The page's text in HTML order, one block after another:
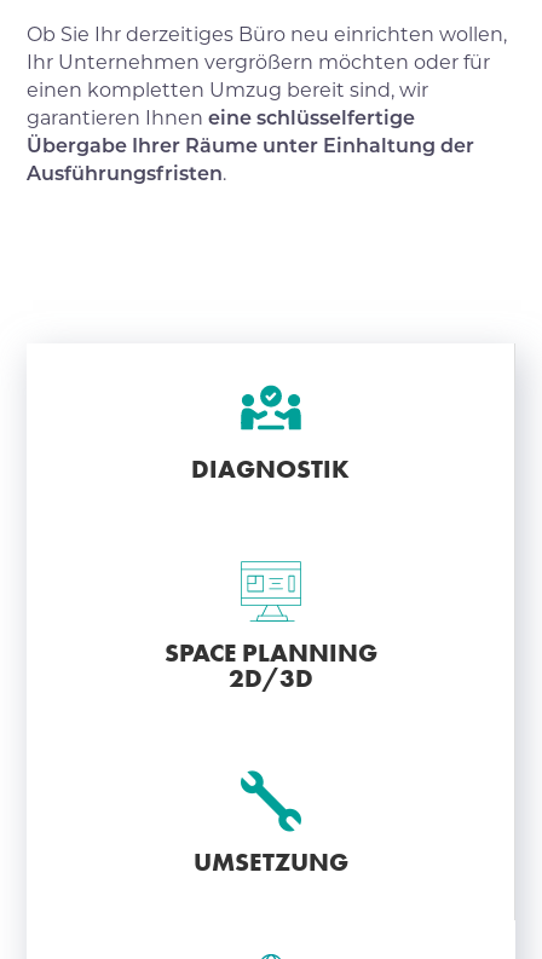
Ob Sie Ihr derzeitiges Büro neu einrichten wollen,
Ihr Unternehmen vergrößern möchten oder für
einen kompletten Umzug bereit sind, wir
garantieren Ihneneine schlüsselfertige
Übergabe Ihrer Räume unter Einhaltung der
Ausführungsfristen.
DIAGNOSTIK
SPACE PLANNING
2D/3D

UMSETZUNG